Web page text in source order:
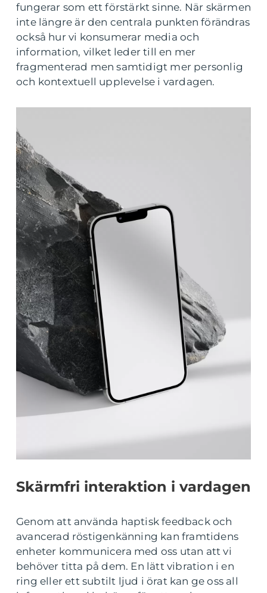
fungerar som ett förstärkt sinne. När skärmen
inte längre är den centrala punkten förändras
också hur vi konsumerar media och
information, vilket leder till en mer
fragmenterad men samtidigt mer personlig
och kontextuell upplevelse i vardagen.
Skärmfri interaktion i vardagen
Genom att använda haptisk feedback och
avancerad röstigenkänning kan framtidens
enheter kommunicera med oss utan att vi
behöver titta på dem. En lätt vibration i en
ring eller ett subtilt ljud i örat kan ge oss all